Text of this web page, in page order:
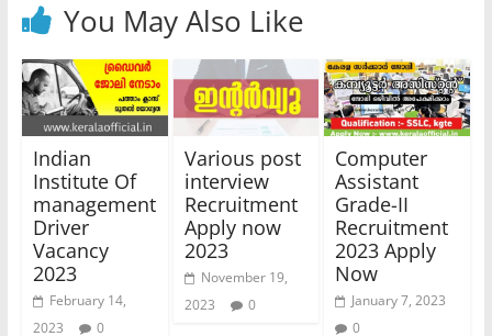
You May Also Like
Indian
Institute Of
management
Driver
Vacancy
2023
February 14,
2023
0
Various post
interview
Recruitment
Apply now
2023
November 19,
2023
0
Computer
Assistant
Grade-II
Recruitment
2023 Apply
Now
January 7, 2023
0